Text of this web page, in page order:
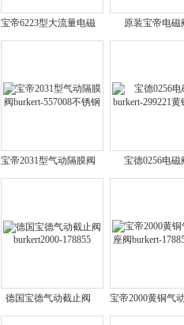
宝帝6223型大流量电磁
比例阀burkert-458405
原装宝帝电磁
burkert6223-
宝帝2031型气动隔膜阀
burkert-557008不锈钢
宝德0256电磁
burkert-299221
德国宝德气动截止阀
burkert2000-178855
宝帝2000黄铜气
阀burkert-